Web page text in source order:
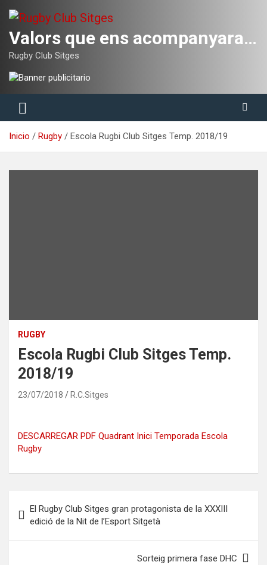
contenido
Valors que ens acompanyaran tota la vida
Rugby Club Sitges
Inicio Rugby Escola Rugbi Club Sitges Temp. 2018/19
RUGBY
Escola Rugbi Club Sitges Temp.
2018/19
23/07/2018 R.C.Sitges
DESCARREGAR PDF Quadrant Inici Temporada Escola
Rugby
de
entradas
El Rugby Club Sitges gran protagonista de la XXXIII
edició de la Nit de l’Esport Sitgetà
Sorteig primera fase DHC